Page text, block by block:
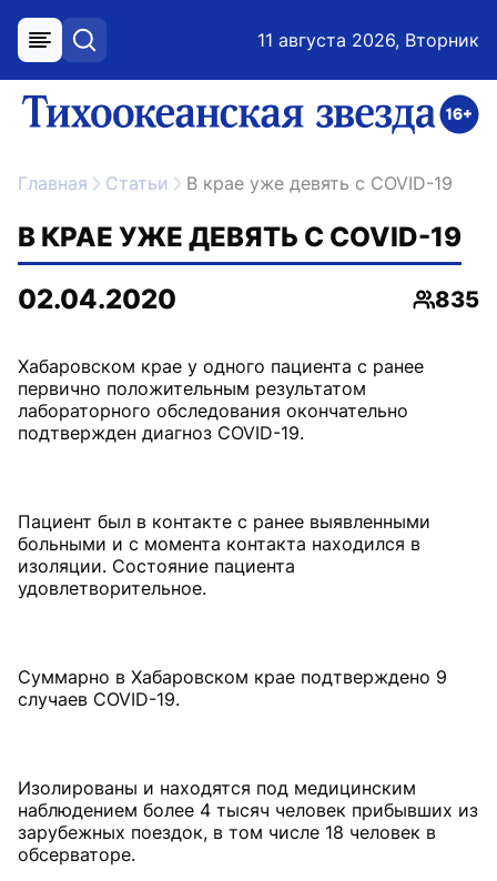
меню поиск 11 августа 2026, Вторник
ссылка на главную
Главная Статьи В крае уже девять с COVID-19
В КРАЕ УЖЕ ДЕВЯТЬ С COVID-19
02.04.2020
835
Хабаровском крае у одного пациента с ранее
первично положительным результатом
лабораторного обследования окончательно
подтвержден диагноз COVID-19.
Пациент был в контакте с ранее выявленными
больными и с момента контакта находился в
изоляции. Состояние пациента
удовлетворительное.
Суммарно в Хабаровском крае подтверждено 9
случаев COVID-19.
Изолированы и находятся под медицинским
наблюдением более 4 тысяч человек прибывших из
зарубежных поездок, в том числе 18 человек в
обсерваторе.